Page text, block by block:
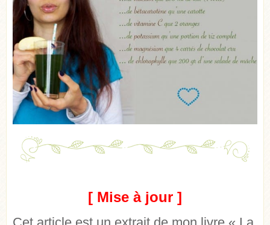
[ Mise à jour ]